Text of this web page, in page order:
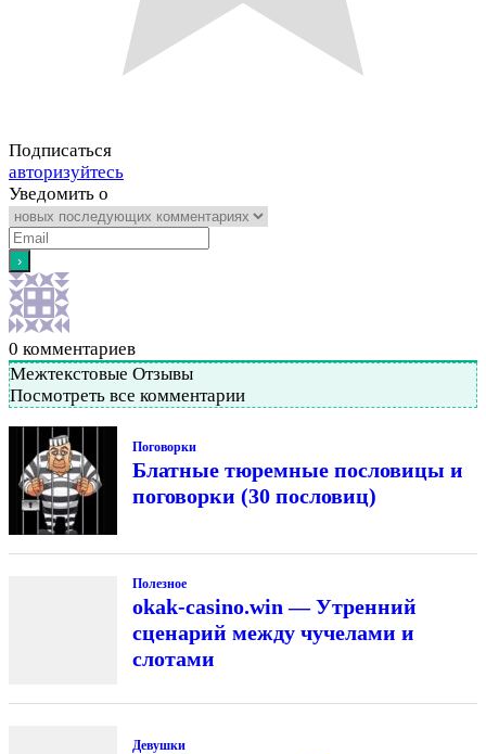
Подписаться
авторизуйтесь
Уведомить о
0 комментариев
Межтекстовые Отзывы
Посмотреть все комментарии
Поговорки
Блатные тюремные пословицы и
поговорки (30 пословиц)
Полезное
okak-casino.win — Утренний
сценарий между чучелами и
слотами
Девушки